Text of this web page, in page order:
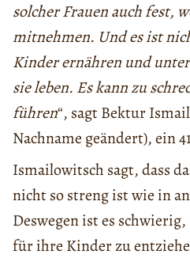
solcher Frauen auch fest,
mitnehmen. Und es ist
Kinder ernähren und
sie leben. Es kann zu
führen“, sagt Bektur
Nachname geändert), ein
Ismailowitsch sagt, dass
nicht so streng ist wie in
Deswegen ist es
für ihre Kinder zu